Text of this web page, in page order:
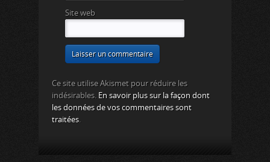
Site web
Ce site utilise Akismet pour réduire les
indésirables. En savoir plus sur la façon dont
les données de vos commentaires sont
traitées